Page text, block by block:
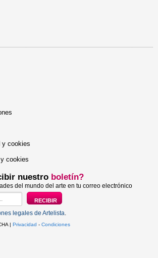
y cookies
cookies
nuestro boletín?
del mundo del arte en tu correo electrónico
legales de Artelista.
| Privacidad - Condiciones